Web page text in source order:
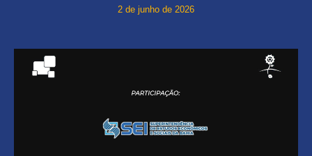
2 de junho de 2026